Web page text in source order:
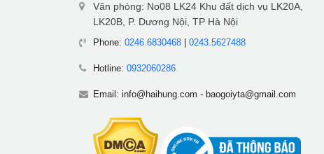
Văn phòng: No08 LK24 Khu đất dịch vụ LK20A,
LK20B, P. Dương Nội, TP Hà Nội
Phone: 0246.6830468| 0243.5627488
Hotline: 0932060286
Email: info@haihung.com - baogoiyta@gmail.com